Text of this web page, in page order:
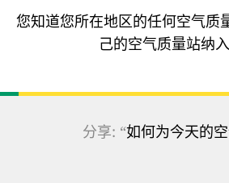
您知道您所在地区的任何空气质
己的空气质量站纳
分享: “如何为今天的